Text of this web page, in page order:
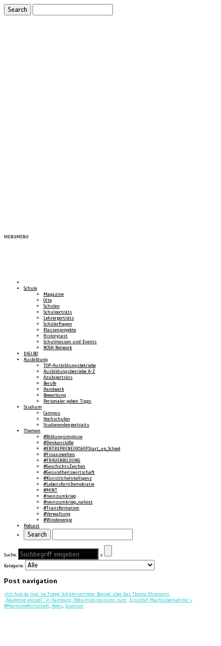
MENUMENU
Schule
Magazine
Orte
Schulen
Schulporträts
Lehrerporträts
Schülerfragen
Klassenprojekte
Historycast
Schulmessen und Events
NOSH Network
DIGI:BO
Ausbildung
TOP-Ausbildungsbetriebe
Ausbildungsbetriebe A-Z
Azubiporträts
Berufe
Handwerk
Bewerbung
Personaler geben Tipps
Studium
Campus
Hochschulen
Studierendenportraits
Themen
#Bildungsimpluse
#Denkanstöße
#ENTREPRENEURSHIP.Start_up_School
#Finanzwelten
#FRAUENBILDUNG
#GeschichtsZeichen
#Gesundheitswirtschaft
#KünstlicheIntelligenz
#LebensformDemokratie
#MINT
#neinzumkrieg
#neinzumkrieg_nahost
#Transformation
#Verwaltung
#Windenergie
Podcast
Suche:
s
Kategorie:
Post navigation
<Ich hab da mal ‘ne Frage! Schülervertreter Bennet über das Thema Ehrenamt
„Akademie aktuell“ in Hamburg: Podiumsdiskussion zum „Ernstfall Machtübernahme“>
#MaritimeWirtschaft, News, Studium